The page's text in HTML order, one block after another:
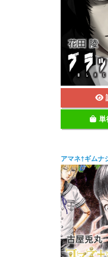
単
アマネ†ギムナ